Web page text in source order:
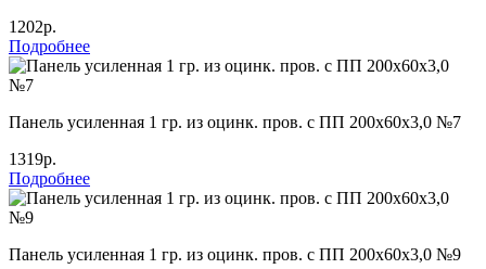
1202р.
Подробнее
Панель усиленная 1 гр. из оцинк. пров. с ПП 200х60х3,0 №7
1319р.
Подробнее
Панель усиленная 1 гр. из оцинк. пров. с ПП 200х60х3,0 №9